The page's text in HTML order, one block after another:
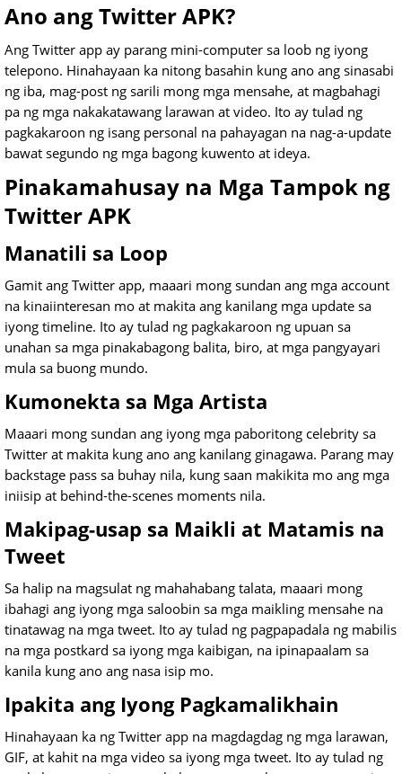
Ano ang Twitter APK?
Ang Twitter app ay parang mini-computer sa loob ng iyong
telepono. Hinahayaan ka nitong basahin kung ano ang sinasabi
ng iba, mag-post ng sarili mong mga mensahe, at magbahagi
pa ng mga nakakatawang larawan at video. Ito ay tulad ng
pagkakaroon ng isang personal na pahayagan na nag-a-update
bawat segundo ng mga bagong kuwento at ideya.
Pinakamahusay na Mga Tampok ng
Twitter APK
Manatili sa Loop
Gamit ang Twitter app, maaari mong sundan ang mga account
na kinaiinteresan mo at makita ang kanilang mga update sa
iyong timeline. Ito ay tulad ng pagkakaroon ng upuan sa
unahan sa mga pinakabagong balita, biro, at mga pangyayari
mula sa buong mundo.
Kumonekta sa Mga Artista
Maaari mong sundan ang iyong mga paboritong celebrity sa
Twitter at makita kung ano ang kanilang ginagawa. Parang may
backstage pass sa buhay nila, kung saan makikita mo ang mga
iniisip at behind-the-scenes moments nila.
Makipag-usap sa Maikli at Matamis na
Tweet
Sa halip na magsulat ng mahahabang talata, maaari mong
ibahagi ang iyong mga saloobin sa mga maikling mensahe na
tinatawag na mga tweet. Ito ay tulad ng pagpapadala ng mabilis
na mga postkard sa iyong mga kaibigan, na ipinapaalam sa
kanila kung ano ang nasa isip mo.
Ipakita ang Iyong Pagkamalikhain
Hinahayaan ka ng Twitter app na magdagdag ng mga larawan,
GIF, at kahit na mga video sa iyong mga tweet. Ito ay tulad ng